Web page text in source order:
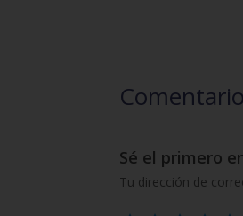
Sé el primero
Tu dirección de